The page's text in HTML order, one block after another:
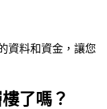
資料和資金，讓您
了嗎？